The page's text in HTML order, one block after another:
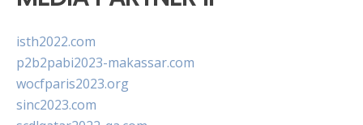
isth2022.com
p2b2pabi2023-makassar.com
wocfparis2023.org
sinc2023.com